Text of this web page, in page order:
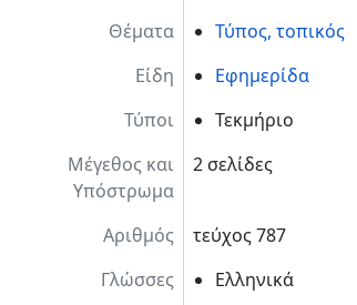
Θέματα
Τύπος, τοπικός
Είδη
Εφημερίδα
Τύποι
Τεκμήριο
Μέγεθος και
Υπόστρωμα
2 σελίδες
Αριθμός
τεύχος 787
Γλώσσες
Ελληνικά